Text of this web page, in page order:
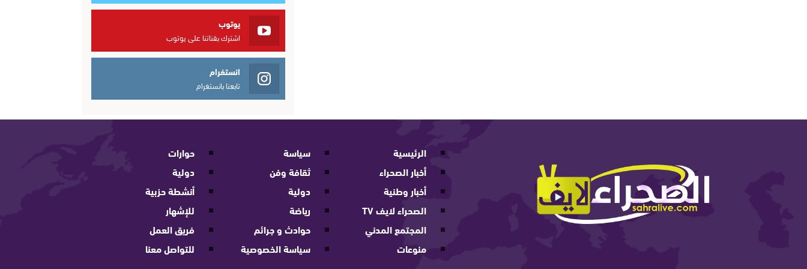
يوتوب
اشترك بقناتنا على يوتوب
انستغرام
تابعنا بانستغرام
الرئيسية
أخبار الصحراء
أخبار وطنية
الصحراء لايف TV
المجتمع المدني
منوعات
سياسة
ثقافة وفن
دولية
رياضة
حوادث و جرائم
سياسة الخصوصية
حوارات
دولية
أنشطة حزبية
للإشهار
فريق العمل
للتواصل معنا